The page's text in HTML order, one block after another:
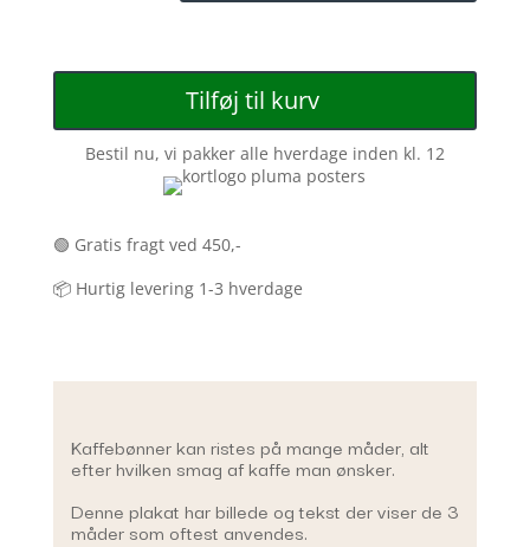
Tilføj til kurv
Bestil nu, vi pakker alle hverdage inden kl. 12
🟢 Gratis fragt ved 450,-
📦 Hurtig levering 1-3 hverdage
Kaffebønner kan ristes på mange måder, alt
efter hvilken smag af kaffe man ønsker.
Denne plakat har billede og tekst der viser de 3
måder som oftest anvendes.